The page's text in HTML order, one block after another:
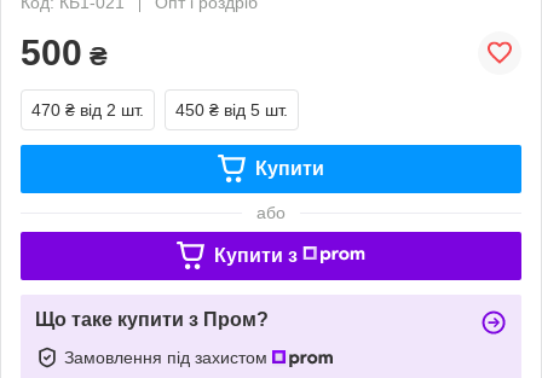
500 ₴
470 ₴ від 2 шт. 450 ₴ від 5 шт.
Купити
або
Купити з
Що таке купити з Пром?
Замовлення під захистом